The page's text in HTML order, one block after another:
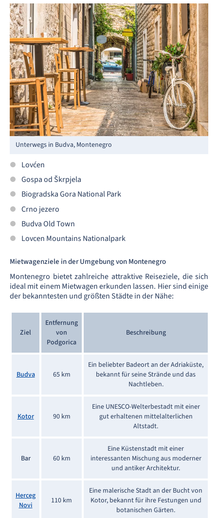
Unterwegs in Budva, Montenegro
Lovćen
Gospa od Škrpjela
Biogradska Gora National Park
Crno jezero
Budva Old Town
Lovcen Mountains Nationalpark
Mietwagenziele in der Umgebung von Montenegro
Montenegro bietet zahlreiche attraktive Reiseziele, die sich
ideal mit einem Mietwagen erkunden lassen. Hier sind einige
der bekanntesten und größten Städte in der Nähe:
Ziel
Entfernung
von
Podgorica
Beschreibung
Budva 65 km
Ein beliebter Badeort an der Adriaküste,
bekannt für seine Strände und das
Nachtleben.
Kotor 90 km
Eine UNESCO-Welterbestadt mit einer
gut erhaltenen mittelalterlichen
Altstadt.
Bar 60 km
Eine Küstenstadt mit einer
interessanten Mischung aus moderner
und antiker Architektur.
Herceg
Novi
110 km
Eine malerische Stadt an der Bucht von
Kotor, bekannt für ihre Festungen und
botanischen Gärten.